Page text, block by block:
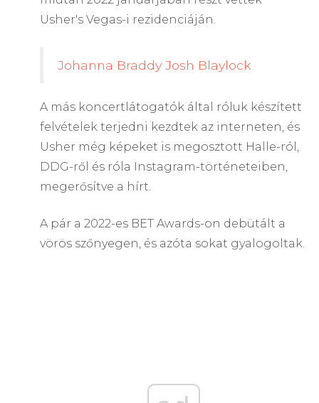
Usher's Vegas-i rezidenciáján.
Johanna Braddy Josh Blaylock
A más koncertlátogatók által róluk készített
felvételek terjedni kezdtek az interneten, és
Usher még képeket is megosztott Halle-ról,
DDG-ről és róla Instagram-történeteiben,
megerősítve a hírt.
A pár a 2022-es BET Awards-on debütált a
vörös szőnyegen, és azóta sokat gyalogoltak.